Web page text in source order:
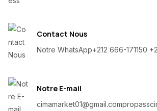
Contact Nous
Notre WhatsApp+212 666-171150
Notre E-mail
cimamarket01@gmail.com